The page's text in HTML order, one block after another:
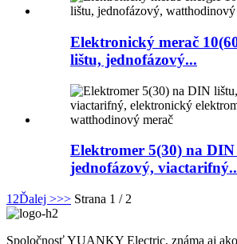
Elektronický merač
lištu, jednofázový...
Elektromer 5(30) na
jednofázový,
1 2Ďalej >>> Strana 1 / 2
Spoločnosť YUANKY Electric, známa aj